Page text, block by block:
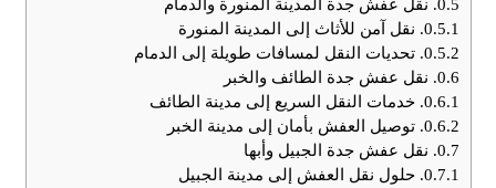
0.5. نقل عفش جدة المدينة المنورة والدمام
0.5.1. نقل آمن للأثاث إلى المدينة المنورة
0.5.2. تحديات النقل لمسافات طويلة إلى الدمام
0.6. نقل عفش جدة الطائف والخبر
0.6.1. خدمات النقل السريع إلى مدينة الطائف
0.6.2. توصيل العفش بأمان إلى مدينة الخبر
0.7. نقل عفش جدة الجبيل وأبها
0.7.1. حلول نقل العفش إلى مدينة الجبيل